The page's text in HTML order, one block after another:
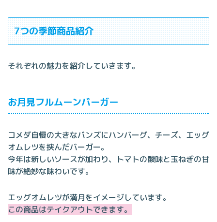
7つの季節商品紹介
それぞれの魅力を紹介していきます。
お月見フルムーンバーガー
コメダ自慢の大きなバンズにハンバーグ、チーズ、エッグ
オムレツを挟んだバーガー。
今年は新しいソースが加わり、トマトの酸味と玉ねぎの甘
味が絶妙な味わいです。
エッグオムレツが満月をイメージしています。
この商品はテイクアウトできます。